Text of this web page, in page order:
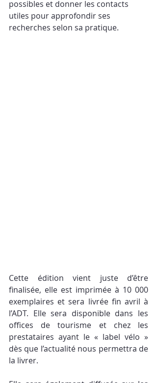
possibles et donner les contacts
utiles pour approfondir ses
recherches selon sa pratique.
Cette édition vient juste d’être
finalisée, elle est imprimée à 10 000
exemplaires et sera livrée fin avril à
l’ADT. Elle sera disponible dans les
offices de tourisme et chez les
prestataires ayant le « label vélo »
dès que l’actualité nous permettra de
la livrer.